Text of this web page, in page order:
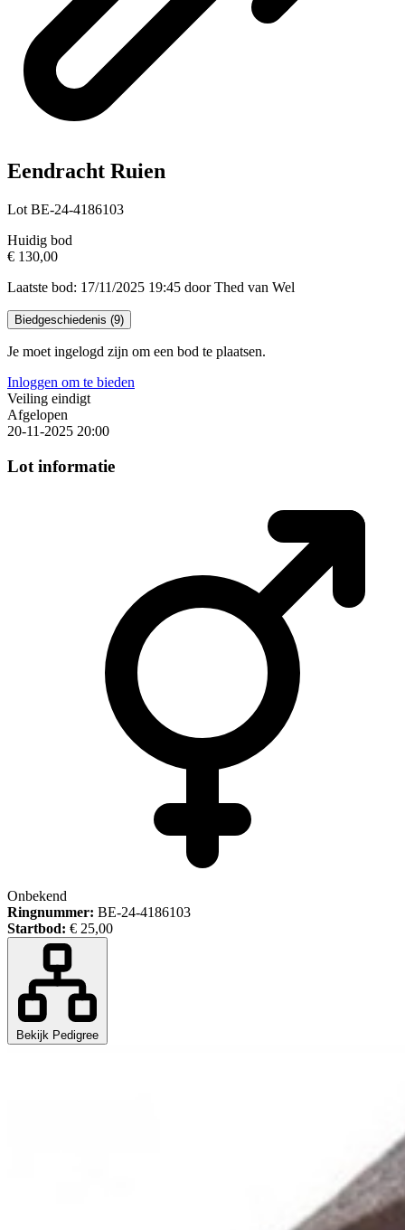
Eendracht Ruien
Lot BE-24-4186103
Huidig bod
€ 130,00
Laatste bod: 17/11/2025 19:45 door Thed van Wel
Biedgeschiedenis (9)
Je moet ingelogd zijn om een bod te plaatsen.
Inloggen om te bieden
Veiling eindigt
Afgelopen
20-11-2025 20:00
Lot informatie
Onbekend
Ringnummer: BE-24-4186103
Startbod: € 25,00
Bekijk Pedigree